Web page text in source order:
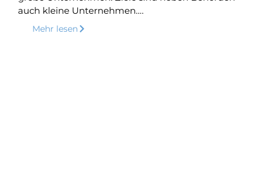
auch kleine Unternehmen….
Mehr lesen